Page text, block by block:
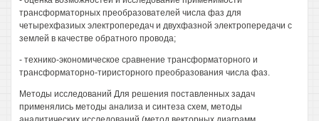
трансформаторных преобразователей числа фаз для
четырехфазиых электропередач и двухфазной электропередачи с
землей в качестве обратного провода;
- технико-экономическое сравнение трансформаторного и
трансформаторно-тиристорного преобразования числа фаз.
Методы исследований Для решения поставленных задач
применялись методы анализа и синтеза схем, методы